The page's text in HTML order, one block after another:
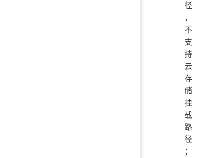
径
，
不
支
持
云
存
储
挂
载
路
径
；